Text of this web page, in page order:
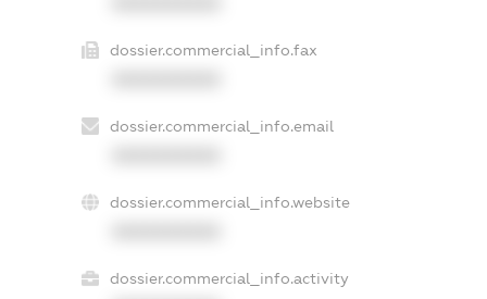
dossier.commercial_info.fax
dossier.commercial_info.email
dossier.commercial_info.website
dossier.commercial_info.activity